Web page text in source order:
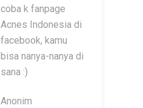
coba k fanpage
Acnes Indonesia di
facebook, kamu
bisa nanya-nanya di
sana :)
Anonim